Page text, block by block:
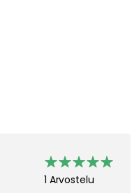
1 Arvostelu